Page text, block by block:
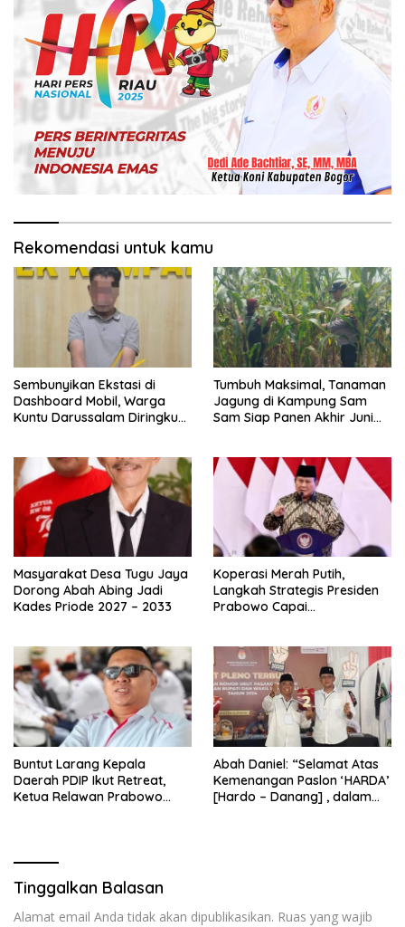
Rekomendasi untuk kamu
Sembunyikan Ekstasi di
Dashboard Mobil, Warga
Kuntu Darussalam Diringkus
Tumbuh Maksimal, Tanaman
Jagung di Kampung Sam
Sam Siap Panen Akhir Juni
Masyarakat Desa Tugu Jaya
Dorong Abah Abing Jadi
Kades Priode 2027 – 2033
Koperasi Merah Putih,
Langkah Strategis Presiden
Prabowo Capai
Buntut Larang Kepala
Daerah PDIP Ikut Retreat,
Ketua Relawan Prabowo
Abah Daniel: “Selamat Atas
Kemenangan Paslon ‘HARDA’
[Hardo – Danang] , dalam
Tinggalkan Balasan
Alamat email Anda tidak akan dipublikasikan. Ruas yang wajib